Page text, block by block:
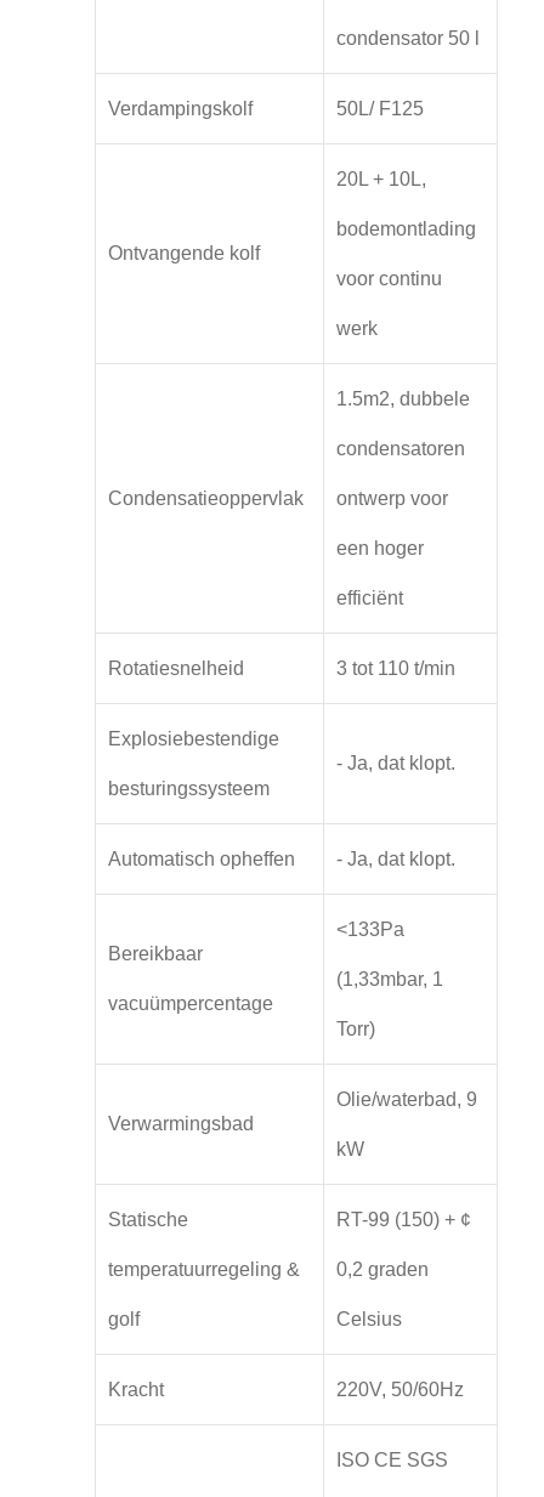
condensator 50 l
Verdampingskolf 50L/ F125
Ontvangende kolf
20L + 10L,
bodemontlading
voor continu
werk
Condensatieoppervlak
1.5m2, dubbele
condensatoren
ontwerp voor
een hoger
efficiënt
Rotatiesnelheid 3 tot 110 t/min
Explosiebestendige
besturingssysteem
- Ja, dat klopt.
Automatisch opheffen - Ja, dat klopt.
Bereikbaar
vacuümpercentage
<133Pa
(1,33mbar, 1
Torr)
Verwarmingsbad
Olie/waterbad, 9
kW
Statische
temperatuurregeling &
golf
RT-99 (150) + ¢
0,2 graden
Celsius
Kracht 220V, 50/60Hz
ISO CE SGS